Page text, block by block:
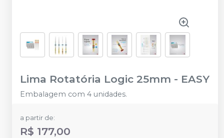
Lima Rotatória Logic 25mm - EASY
Embalagem com 4 unidades.
a partir de:
R$ 177,00